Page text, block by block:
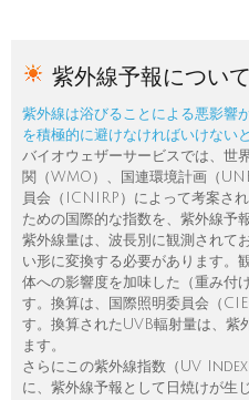
紫外線予報について
紫外線は浴びることによる悪影響
を積極的に避けなければいけない
バイオウェザーサービスでは、世
関（WMO）、国連環境計画（
員会（ICNIRP）によって考案さ
ための国際的な指数を、紫外線予
紫外線量は、波長別に観測されて
い形に変換する必要があります。
体への影響度を加味した（重み付
す。換算は、国際照明委員会（
す。換算されたUVB輻射量は、
ます。
さらにこの紫外線指数（UV
に、紫外線予報として日焼けが生